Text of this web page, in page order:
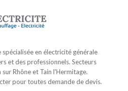
en électricité générale
et des professionnels. Secteurs
Rhône et Tain l'Hermitage.
pour toutes demande de devis.